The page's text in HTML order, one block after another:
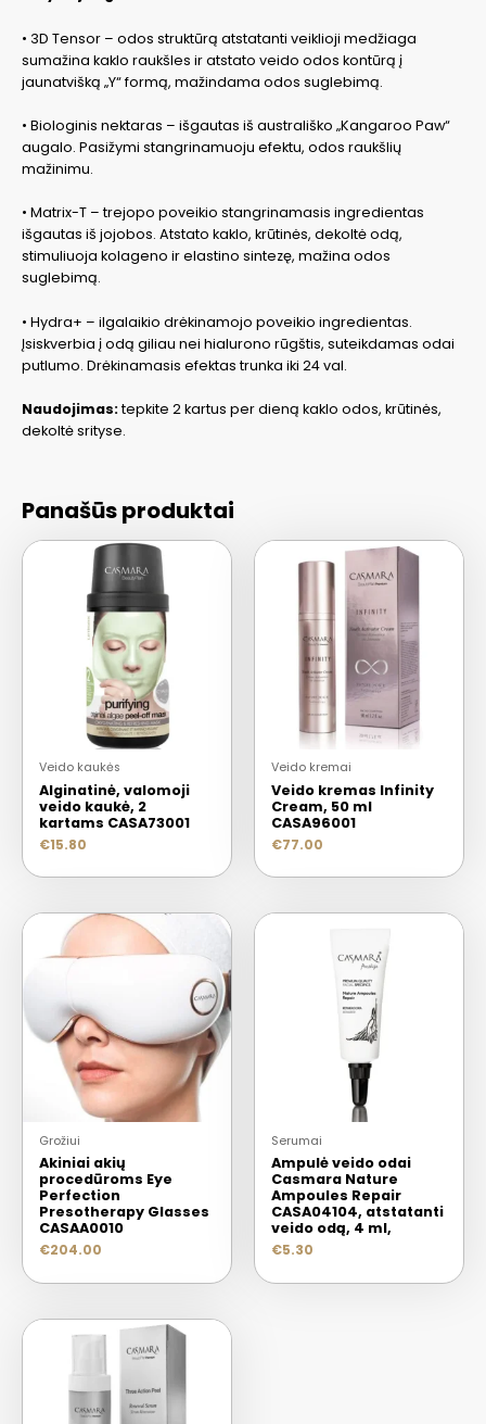
• 3D Tensor – odos struktūrą atstatanti veiklioji medžiaga
sumažina kaklo raukšles ir atstato veido odos kontūrą į
jaunatvišką „Y“ formą, mažindama odos suglebimą.
• Biologinis nektaras – išgautas iš australiško „Kangaroo Paw“
augalo. Pasižymi stangrinamuoju efektu, odos raukšlių
mažinimu.
• Matrix-T – trejopo poveikio stangrinamasis ingredientas
išgautas iš jojobos. Atstato kaklo, krūtinės, dekoltė odą,
stimuliuoja kolageno ir elastino sintezę, mažina odos
suglebimą.
• Hydra+ – ilgalaikio drėkinamojo poveikio ingredientas.
Įsiskverbia į odą giliau nei hialurono rūgštis, suteikdamas odai
putlumo. Drėkinamasis efektas trunka iki 24 val.
Naudojimas:tepkite 2 kartus per dieną kaklo odos, krūtinės,
dekoltė srityse.
Panašūs produktai
Veido kaukės
Alginatinė, valomoji
veido kaukė, 2
kartams CASA73001
€15.80
Veido kremai
Veido kremas Infinity
Cream, 50 ml
CASA96001
€77.00
Grožiui
Akiniai akių
procedūroms Eye
Perfection
Presotherapy Glasses
CASAA0010
€204.00
Serumai
Ampulė veido odai
Casmara Nature
Ampoules Repair
CASA04104, atstatanti
veido odą, 4 ml,
€5.30